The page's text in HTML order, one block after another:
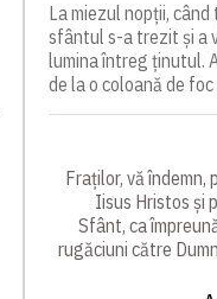
La miezul nopții,
sfântul s-a trezit și a
lumina întreg ținutul.
de la o coloană de
Fraților, vă îndemn,
Iisus Hristos și
Sfânt, ca
rugăciuni către